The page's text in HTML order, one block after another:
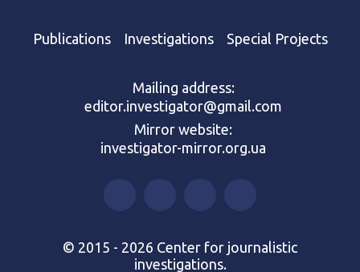
Publications Investigations Special Projects
Mailing address:
editor.investigator@gmail.com
Mirror website:
investigator-mirror.org.ua
© 2015 - 2026 Center for journalistic
investigations.